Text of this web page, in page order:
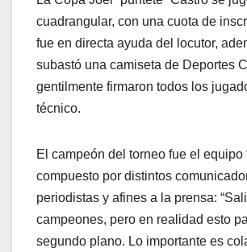
cuadrangular, con una cuota de
fue en directa ayuda del locutor,
subastó una camiseta de Deportes
gentilmente firmaron todos los
técnico.
El campeón del torneo fue el equipo
compuesto por distintos
periodistas y afines a la prensa:
campeones, pero en realidad esto
segundo plano. Lo importante es